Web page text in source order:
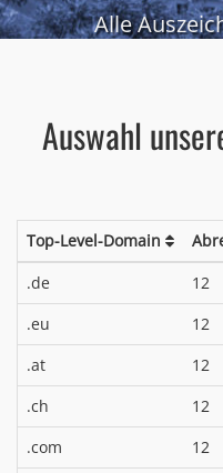
Alle
Auswahl
Top-Level-Domain
.de
12
.eu 12
.at 12
.ch
12
.com
12